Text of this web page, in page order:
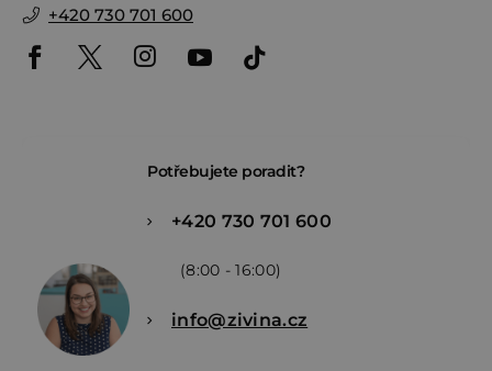
+420 730 701 600
Potřebujete poradit?
+420 730 701 600
(8:00 - 16:00)
info@zivina.cz